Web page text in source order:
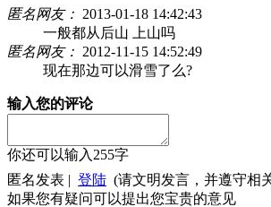
匿名网友： 2013-01-18 14:42:43
一般都从后山 上山吗
匿名网友： 2012-11-15 14:52:49
现在那边可以滑雪了么?
输入您的评论
你还可以输入 255字
匿名发表 | 登陆 (请文明发言，并遵守相
如果您有疑问可以提出您宝贵的意见